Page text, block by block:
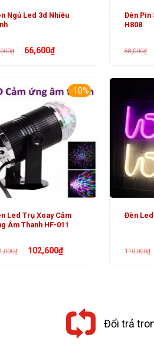
Ngủ Led 3d Nhiều
₫
Giá
gốc
66,600₫Giá
hiện
Đèn Pin
H808
88,000₫
-10%
Led Trụ Xoay Cảm
Âm Thanh HF-011
₫
Giá
gốc
102,600₫Giá
hiện
Đèn Led
110,000₫
Đổi trả